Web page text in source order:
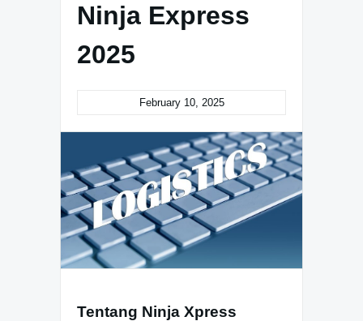
Ninja Express
2025
February 10, 2025
Tentang Ninja Xpress